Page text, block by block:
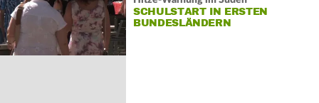
SCHULSTART IN ERSTEN
BUNDESLÄNDERN